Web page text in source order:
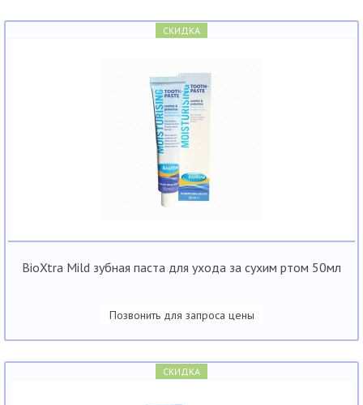
СКИДКА
BioXtra Mild зубная паста для ухода за сухим ртом 50мл
Позвонить для запроса цены
СКИДКА